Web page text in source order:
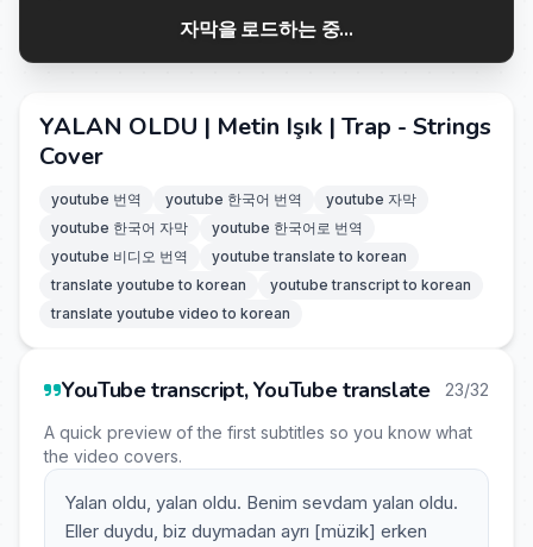
자막을 로드하는 중...
YALAN OLDU | Metin Işık | Trap - Strings
Cover
youtube 번역 youtube 한국어 번역
youtube 자막
youtube 한국어 자막
youtube 한국어로 번역
youtube 비디오 번역
youtube translate to korean
translate youtube to korean
youtube transcript to korean
translate youtube video to korean
YouTube transcript, YouTube translate 23/32
A quick preview of the first subtitles so you know what
the video covers.
Yalan oldu, yalan oldu. Benim sevdam yalan oldu.
Eller duydu, biz duymadan ayrı [müzik] erken